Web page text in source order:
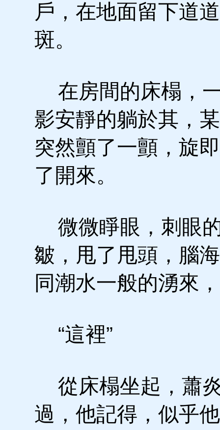
戶，在地面留下道
斑。
在房間的床榻，
影安靜的躺於其，
突然顫了一顫，旋
了開來。
微微睜眼，刺眼
皺，甩了甩頭，腦
同潮水一般的湧來
“這裡”
從床榻坐起，蕭
過，他記得，似乎